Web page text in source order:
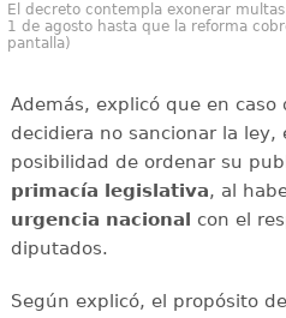
El decreto contempla exonerar
1 de agosto hasta que la reforma
pantalla)
Además, explicó que en
decidiera no sancionar la ley,
posibilidad de ordenar su
primacía legislativa, al
urgencia nacional con el
diputados.
Según explicó, el propósito